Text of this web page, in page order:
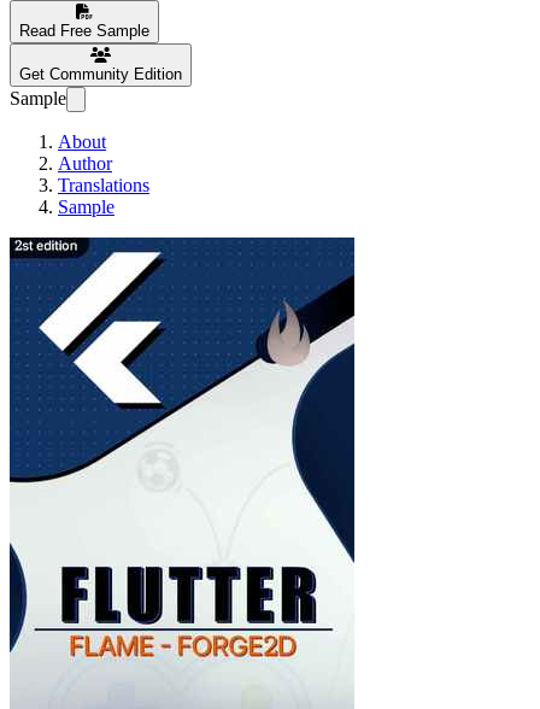
Read Free Sample
Get Community Edition
Sample
About
Author
Translations
Sample